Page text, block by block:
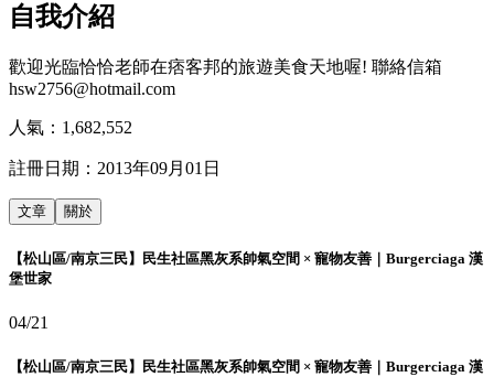
自我介紹
歡迎光臨恰恰老師在痞客邦的旅遊美食天地喔! 聯絡信箱
hsw2756@hotmail.com
人氣： 1,682,552
註冊日期： 2013年09月01日
文章 關於
【松山區/南京三民】民生社區黑灰系帥氣空間 × 寵物友善｜Burgerciaga 漢
堡世家
04/21
【松山區/南京三民】民生社區黑灰系帥氣空間 × 寵物友善｜Burgerciaga 漢